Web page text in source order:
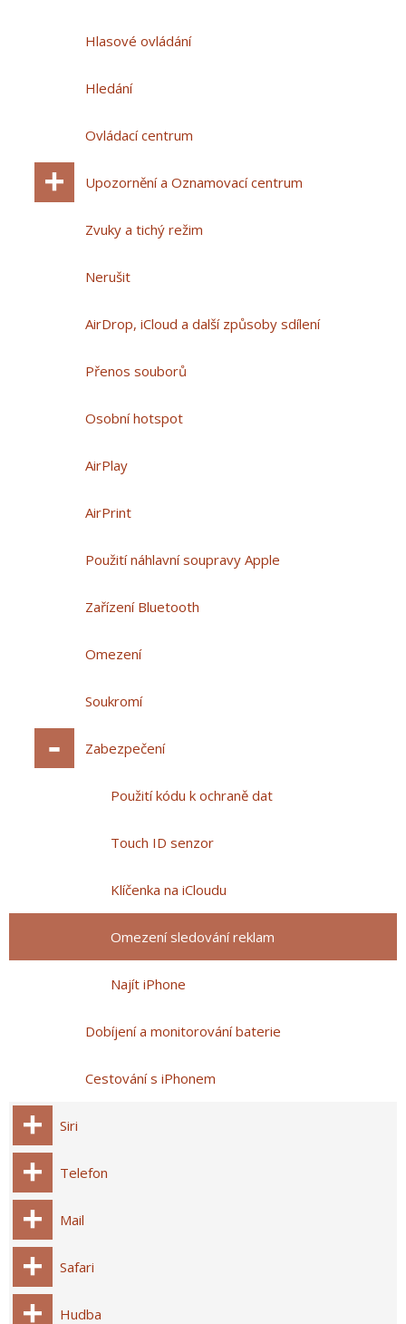
Hlasové ovládání
Hledání
Ovládací centrum
Upozornění a Oznamovací centrum
Zvuky a tichý režim
Nerušit
AirDrop, iCloud a další způsoby sdílení
Přenos souborů
Osobní hotspot
AirPlay
AirPrint
Použití náhlavní soupravy Apple
Zařízení Bluetooth
Omezení
Soukromí
Zabezpečení
Použití kódu k ochraně dat
Touch ID senzor
Klíčenka na iCloudu
Omezení sledování reklam
Najít iPhone
Dobíjení a monitorování baterie
Cestování s iPhonem
Siri
Telefon
Mail
Safari
Hudba